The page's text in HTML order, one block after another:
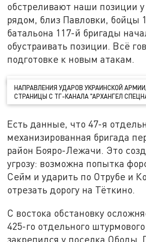
обстреливают наши позиции
рядом, близ Павловки, бойцы
батальона 117-й бригады
обустраивать позиции. Всё
подготовке к новым атакам.
НАПРАВЛЕНИЯ УДАРОВ УКРАИНСКОЙ
СТРАНИЦЫ С ТГ-КАНАЛА "АРХАНГЕЛ
Есть данные, что 47-я
механизированная бригада
район Бояро-Лежачи. Это
угрозу: возможна попытка
Сейм и ударить по Отрубе и
отрезать дорогу на Тёткино.
С востока обстановку
425-го отдельного
закрепился у поселка Ободы.